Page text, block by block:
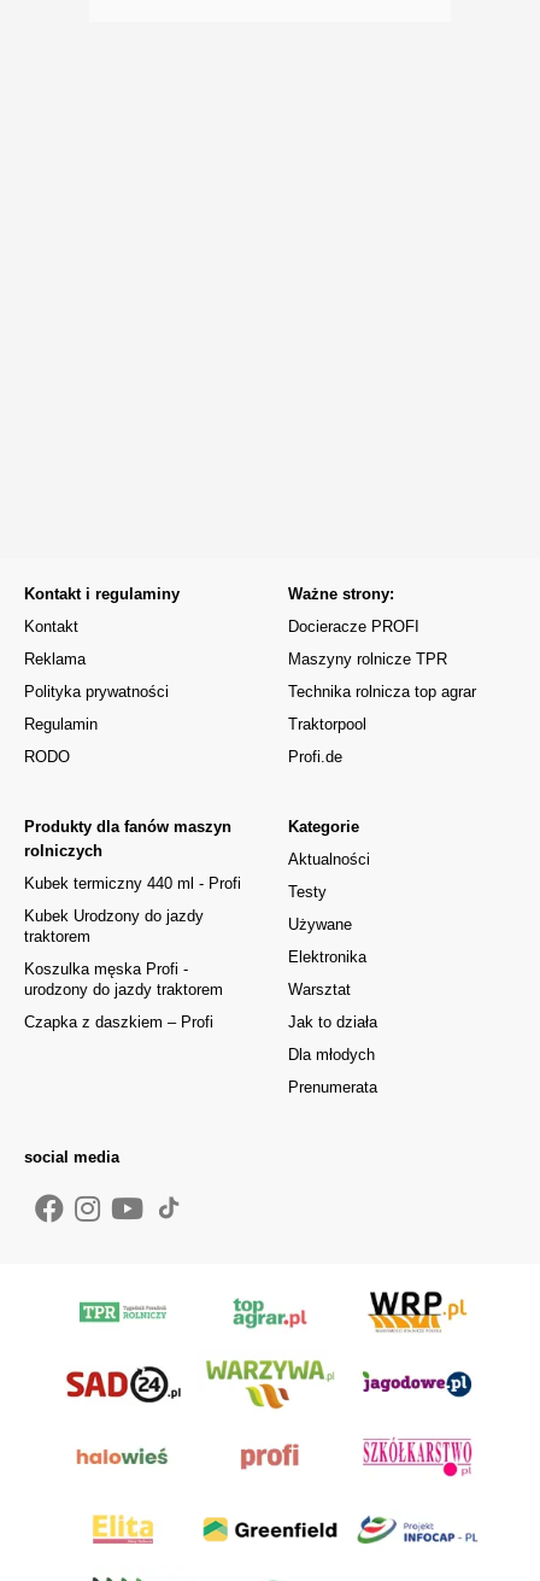
Kontakt i regulaminy
Kontakt
Reklama
Polityka prywatności
Regulamin
RODO
Kategorie
Aktualności
Testy
Używane
Elektronika
Warsztat
Jak to działa
Dla młodych
Prenumerata
Produkty dla fanów maszyn
rolniczych
Kubek termiczny 440 ml - Profi
Kubek Urodzony do jazdy
traktorem
Koszulka męska Profi -
urodzony do jazdy traktorem
Czapka z daszkiem – Profi
Ważne strony:
Docieracze PROFI
Maszyny rolnicze TPR
Technika rolnicza top agrar
Traktorpool
Profi.de
social media